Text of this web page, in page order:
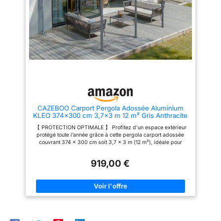
adossée repose sur des
colonnes en aluminium de 80 x
80 mm avec finition
thermolaquée, combinant
légèreté, résistance à la rouille
et bonne tenue structurelle face
à l'eau pour un usage extérieur
durable au quotidien
espace plus accueillant et
renforçant l'aménagement de
votre extérieur; cette pergola
pour terrasse est aussi pensée
pour un montage facile
SPÉCIFICATIONS : Cette
pergola de jardin extérieur
cm. Espacement des colonnes :
266L x 276l cm. Montage
la protection nécessaire et la
conception de la ventilation
permet au soleil de briller à
travers et offre suffisamment
d'espace. UTILISATION À LONG
TERME : La pergola aluminium
polycarbonate avec un
revêtement en poudre est
D'ESPACE POUR VOS FÊTES :
Cette tonelle jardin exterieur
poteaux et couvre un espace
spacieux de 3 x 4 mètres,
suffisamment d'espace pour
même un diner en famille.
CAZEBOO Carport Pergola Adossée Aluminium
KLEO 374x300 cm 3,7x3 m 12 m² Gris Anthracite
Design Moderne Protection Terrasse Véhicule
Anti-UV Résistant Haute Qualité Toit
Polycarbonate UV30+
【 PROTECTION OPTIMALE 】 Profitez d’un espace extérieur
protégé toute l’année grâce à cette pergola carport adossée
couvrant 374 x 300 cm soit 3,7 x 3 m (12 m²), idéale pour
rayons UV 【 STRUCTURE ROBUSTE 】 Conçue en aluminium
résistance à la corrosion et à la rouille, assurant une durabilité
renforcée même en conditions extérieures difficiles, avec un
matériau léger mais extrêmement solide 【 DIMENSIONS
919,00 €